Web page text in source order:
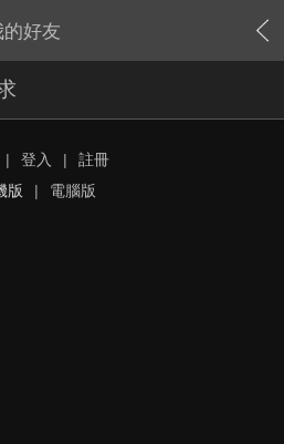
的好友
| 登入 |
註冊
版
| 電腦版